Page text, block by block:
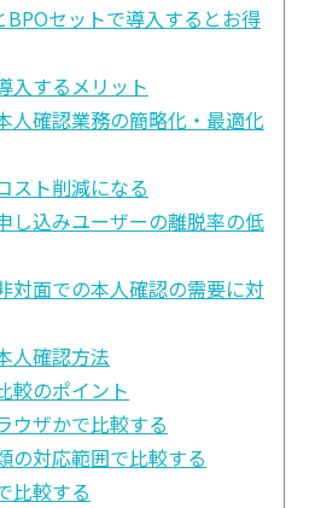
BPOセットで導入するとお得
入するメリット
人確認業務の簡略化・最適化
スト削減になる
し込みユーザーの離脱率の低
対面での本人確認の需要に対
人確認方法
較のポイント
ウザかで比較する
の対応範囲で比較する
比較する